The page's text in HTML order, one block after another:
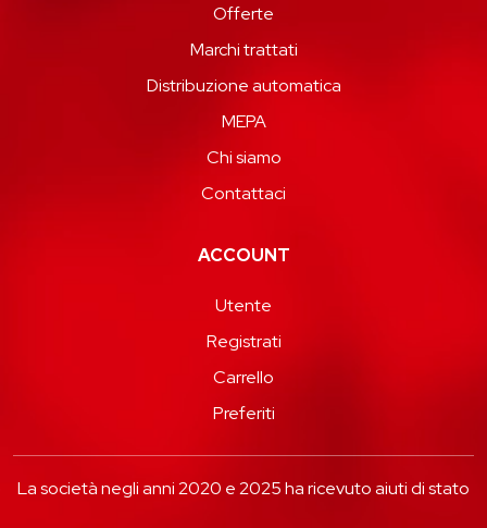
Offerte
Marchi trattati
Distribuzione automatica
MEPA
Chi siamo
Contattaci
ACCOUNT
Utente
Registrati
Carrello
Preferiti
La società negli anni 2020 e 2025 ha ricevuto aiuti di stato